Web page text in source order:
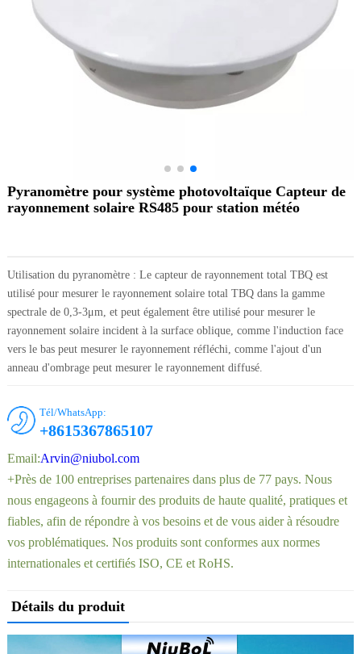
Pyranomètre pour système photovoltaïque Capteur de
rayonnement solaire RS485 pour station météo
Utilisation du pyranomètre : Le capteur de rayonnement total TBQ est
utilisé pour mesurer le rayonnement solaire total TBQ dans la gamme
spectrale de 0,3-3μm, et peut également être utilisé pour mesurer le
rayonnement solaire incident à la surface oblique, comme l'induction face
vers le bas peut mesurer le rayonnement réfléchi, comme l'ajout d'un
anneau d'ombrage peut mesurer le rayonnement diffusé.
Tél/WhatsApp:
+8615367865107
Email:Arvin@niubol.com
+Près de 100 entreprises partenaires dans plus de 77 pays. Nous
nous engageons à fournir des produits de haute qualité, pratiques et
fiables, afin de répondre à vos besoins et de vous aider à résoudre
vos problématiques. Nos produits sont conformes aux normes
internationales et certifiés ISO, CE et RoHS.
Détails du produit